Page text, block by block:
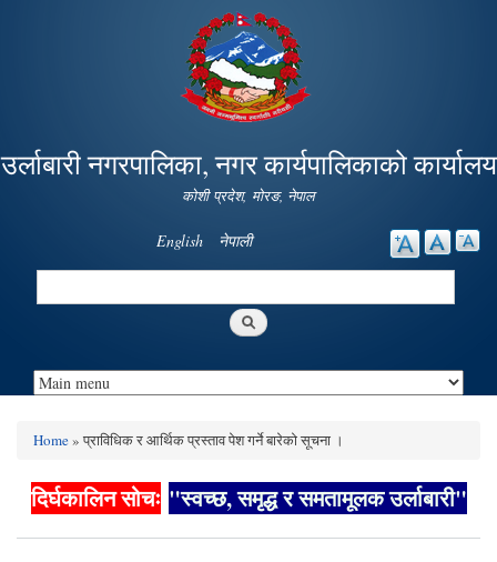
Skip to
main
content
उर्लाबारी नगरपालिका, नगर कार्यपालिकाको कार्यालय
कोशी प्रदेश, माेरङ, नेपाल
English नेपाली
Search
You are here
Home» प्राविधिक र आर्थिक प्रस्ताव पेश गर्ने बारेको सूचना ।
दिर्घकालिन सोचः "स्वच्छ, समृद्ध र समतामूलक उर्लाबारी"